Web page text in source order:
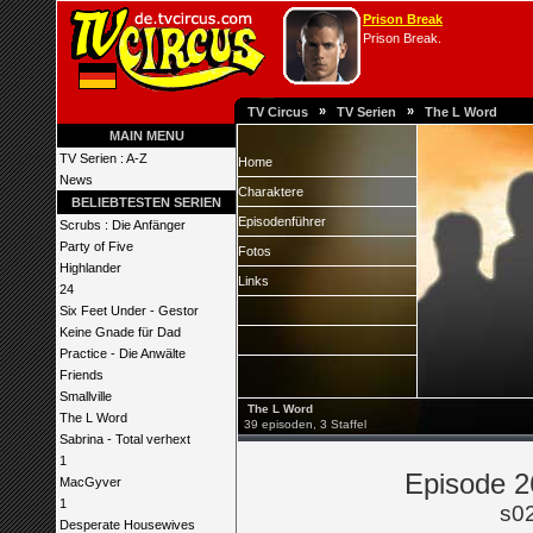
Prison Break
Prison Break.
TV Circus » TV Serien » The L Word
MAIN MENU
TV Serien : A-Z
News
BELIEBTESTEN SERIEN
Scrubs : Die Anfänger
Party of Five
Highlander
24
Six Feet Under - Gestor
Keine Gnade für Dad
Practice - Die Anwälte
Friends
Smallville
The L Word
Sabrina - Total verhext
1
MacGyver
1
Desperate Housewives
Home
Charaktere
Episodenführer
Fotos
Links
The L Word
39 episoden, 3 Staffel
Episode